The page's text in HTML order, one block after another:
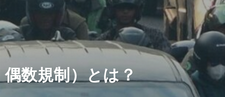
数規制）とは？